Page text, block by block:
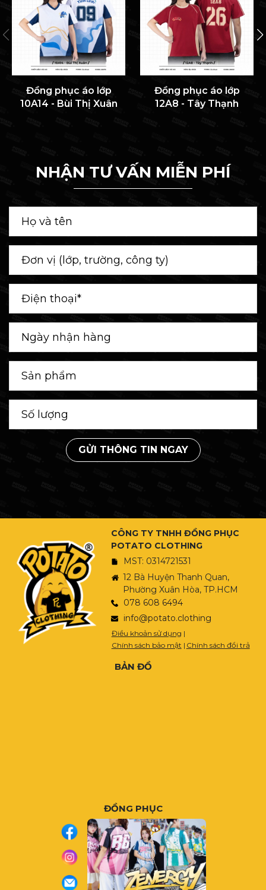
Đồng phục áo lớp
10A14 - Bùi Thị Xuân
Đồng phục áo lớp
12A8 - Tây Thạnh
NHẬN TƯ VẤN MIỄN PHÍ
GỬI THÔNG TIN NGAY
CÔNG TY TNHH ĐỒNG PHỤC
POTATO CLOTHING
MST: 0314721531
12 Bà Huyện Thanh Quan,
Phường Xuân Hòa, TP.HCM
078 608 6494
info@potato.clothing
Điều khoản sử dụng |
Chính sách bảo mật | Chính sách đổi trả
BẢN ĐỒ
ĐỒNG PHỤC